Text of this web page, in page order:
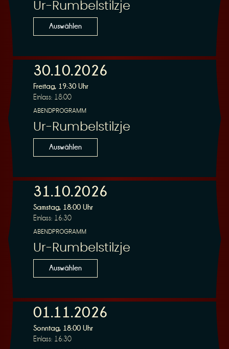
Ur-Rumbelstilzje
Auswählen
30.10.2026
Freitag, 19:30 Uhr
Einlass: 18:00
ABENDPROGRAMM
Ur-Rumbelstilzje
Auswählen
31.10.2026
Samstag, 18:00 Uhr
Einlass: 16:30
ABENDPROGRAMM
Ur-Rumbelstilzje
Auswählen
01.11.2026
Sonntag, 18:00 Uhr
Einlass: 16:30